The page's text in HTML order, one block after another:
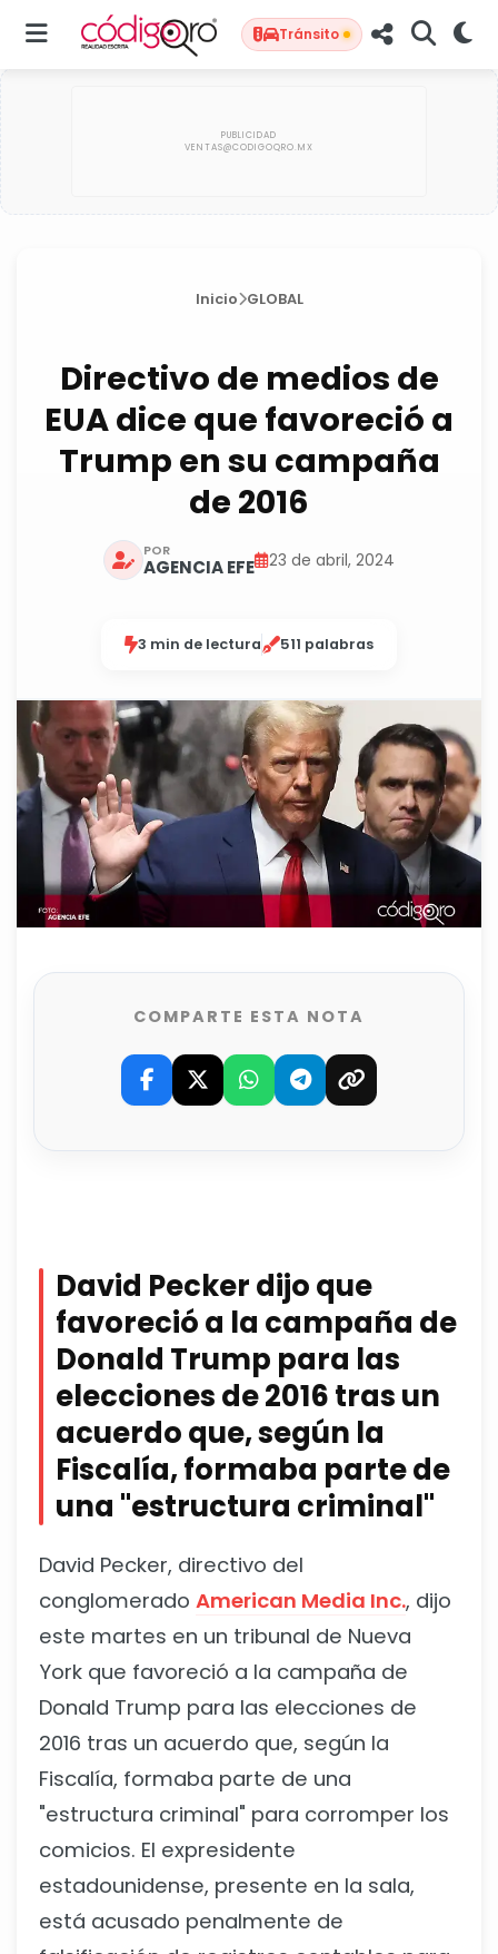
Tránsito
Inicio GLOBAL
Directivo de medios de
EUA dice que favoreció a
Trump en su campaña
de 2016
POR
AGENCIA EFE 23 de abril, 2024
3 min de lectura 511 palabras
COMPARTE ESTA NOTA
David Pecker dijo que
favoreció a la campaña de
Donald Trump para las
elecciones de 2016 tras un
acuerdo que, según la
Fiscalía, formaba parte de
una "estructura criminal"
David Pecker, directivo del
conglomerado American Media Inc., dijo
este martes en un tribunal de Nueva
York que favoreció a la campaña de
Donald Trump para las elecciones de
2016 tras un acuerdo que, según la
Fiscalía, formaba parte de una
"estructura criminal" para corromper los
comicios. El expresidente
estadounidense, presente en la sala,
está acusado penalmente de